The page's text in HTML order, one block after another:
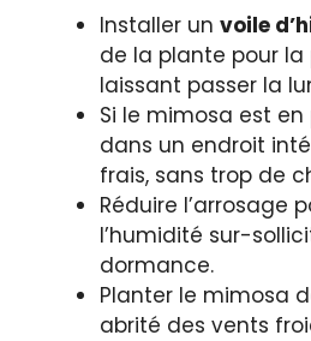
Installer un voile
de la plante pour
laissant passer la
Si le mimosa est
dans un endroit
frais, sans trop de
Réduire l’arrosage
l’humidité sur-
dormance.
Planter le mimosa
abrité des vents